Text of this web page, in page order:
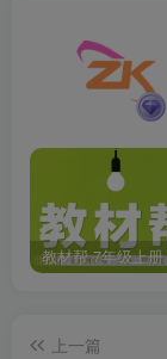
上一篇